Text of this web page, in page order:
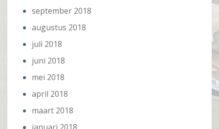
september 2018
augustus 2018
juli 2018
juni 2018
mei 2018
april 2018
maart 2018